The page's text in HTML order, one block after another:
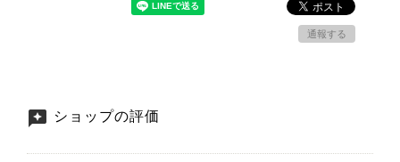
通報する
ショップの評価